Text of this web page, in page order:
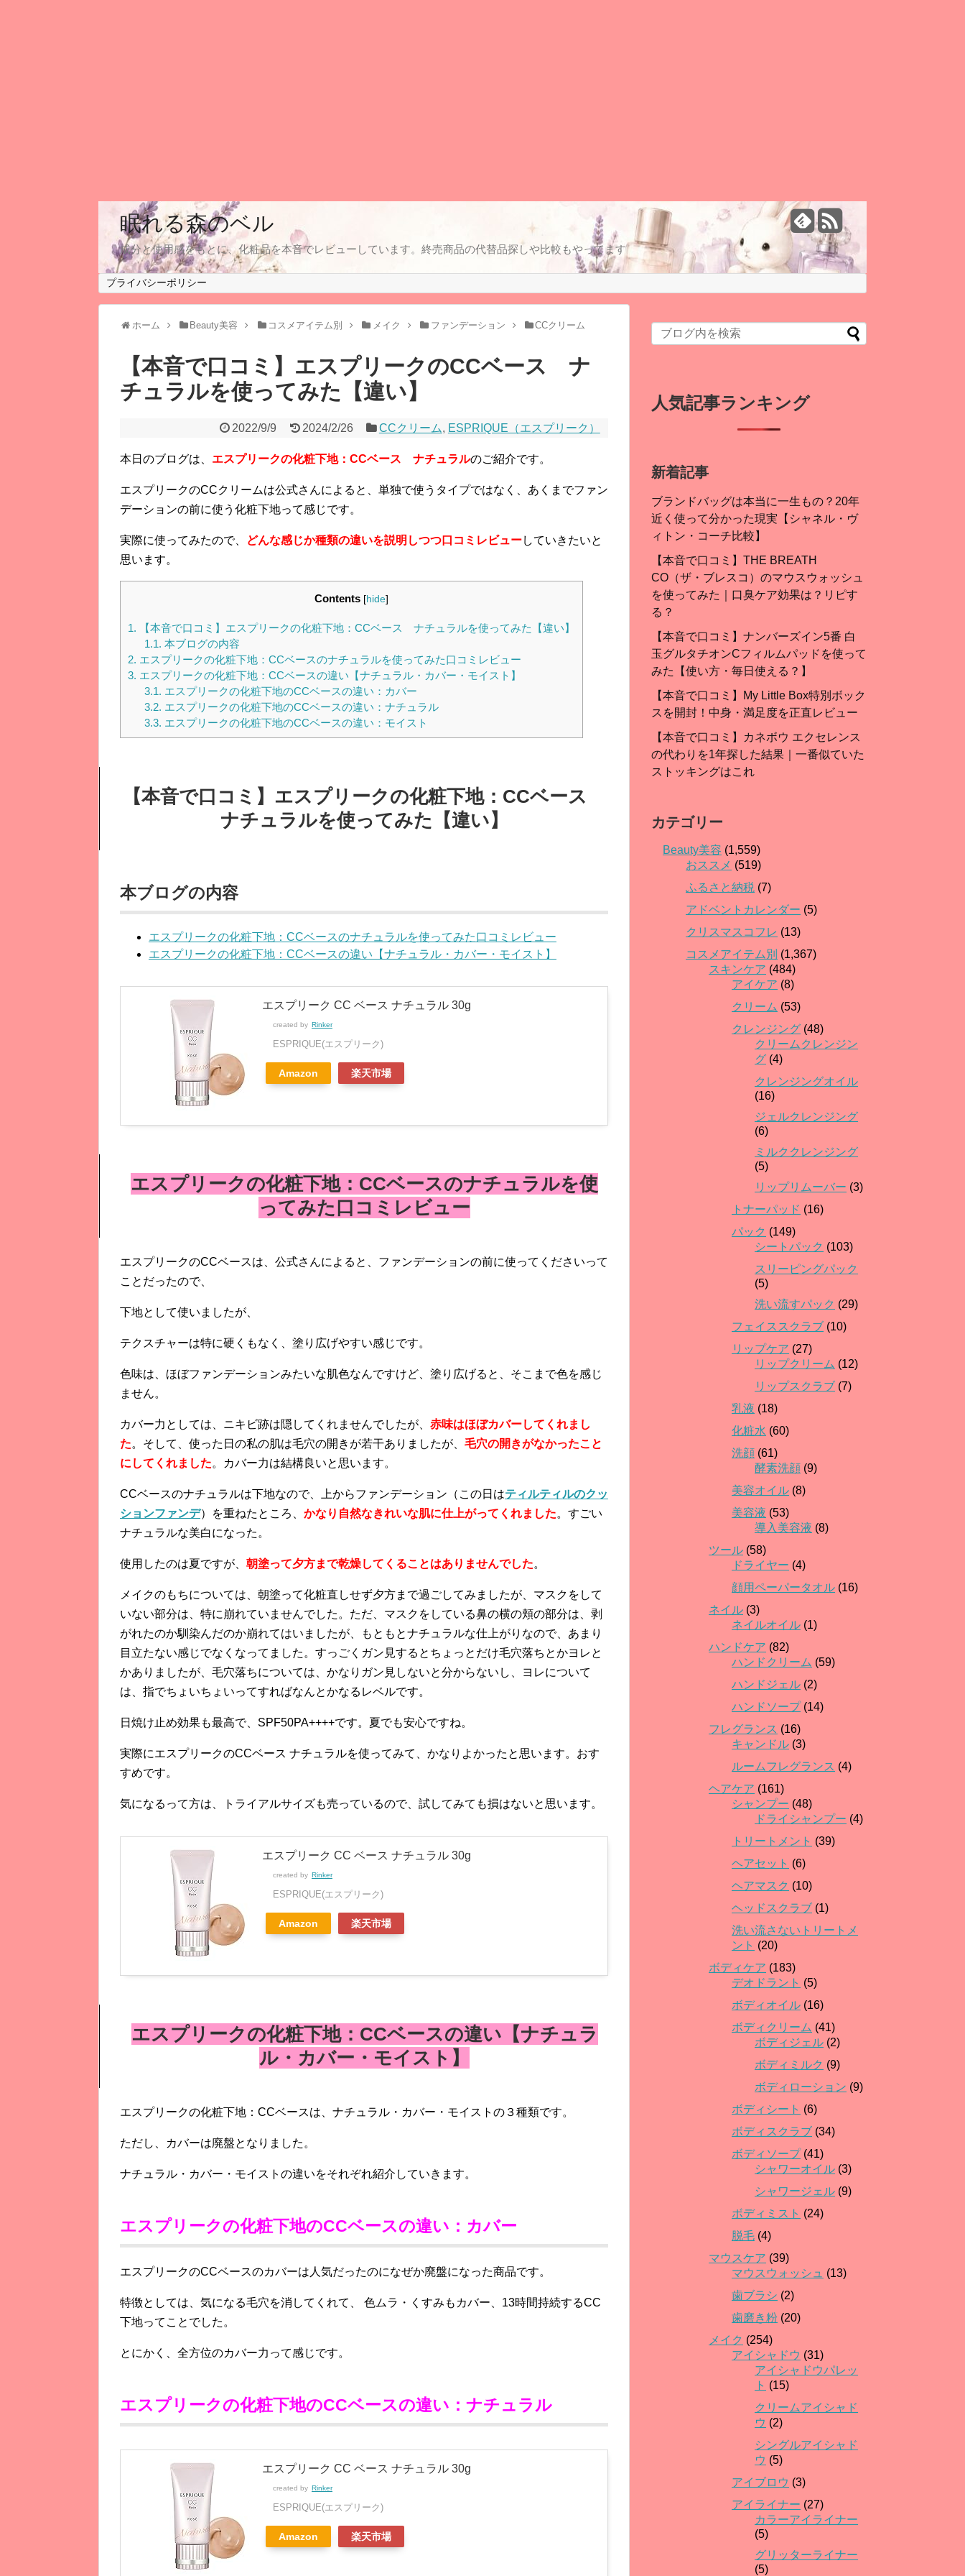
眠れる森のベル
成分と使用感をもとに、化粧品を本音でレビューしています。終売商品の代替品探しや比較もやってます
プライバシーポリシー
ホーム Beauty美容 コスメアイテム別 メイク ファンデーション CCクリーム
【本音で口コミ】エスプリークのCCベース ナ
チュラルを使ってみた【違い】
2022/9/9 2024/2/26 CCクリーム, ESPRIQUE（エスプリーク）
本日のブログは、 エスプリークの化粧下地：CCベース ナチュラルのご紹介です。
エスプリークのCCクリームは公式さんによると、単独で使うタイプではなく、あくまでファン
デーションの前に使う化粧下地って感じです。
実際に使ってみたので、 どんな感じか種類の違いを説明しつつ口コミレビューしていきたいと
思います。
Contents [hide]
1. 【本音で口コミ】エスプリークの化粧下地：CCベース ナチュラルを使ってみた【違い】
1.1. 本ブログの内容
2. エスプリークの化粧下地：CCベースのナチュラルを使ってみた口コミレビュー
3. エスプリークの化粧下地：CCベースの違い【ナチュラル・カバー・モイスト】
3.1. エスプリークの化粧下地のCCベースの違い：カバー
3.2. エスプリークの化粧下地のCCベースの違い：ナチュラル
3.3. エスプリークの化粧下地のCCベースの違い：モイスト
【本音で口コミ】エスプリークの化粧下地：CCベース
ナチュラルを使ってみた【違い】
本ブログの内容
エスプリークの化粧下地：CCベースのナチュラルを使ってみた口コミレビュー
エスプリークの化粧下地：CCベースの違い【ナチュラル・カバー・モイスト】
エスプリーク CC ベース ナチュラル 30g
created by Rinker
ESPRIQUE(エスプリーク)
Amazon 楽天市場
エスプリークの化粧下地：CCベースのナチュラルを使
ってみた口コミレビュー
エスプリークのCCベースは、公式さんによると、ファンデーションの前に使ってくださいって
ことだったので、
下地として使いましたが、
テクスチャーは特に硬くもなく、塗り広げやすい感じです。
色味は、ほぼファンデーションみたいな肌色なんですけど、塗り広げると、そこまで色を感じ
ません。
カバー力としては、ニキビ跡は隠してくれませんでしたが、 赤味はほぼカバーしてくれまし
た。そして、使った日の私の肌は毛穴の開きが若干ありましたが、 毛穴の開きがなかったこと
にしてくれました。カバー力は結構良いと思います。
CCベースのナチュラルは下地なので、上からファンデーション（この日はティルティルのクッ
ションファンデ）を重ねたところ、 かなり自然なきれいな肌に仕上がってくれました。すごい
ナチュラルな美白になった。
使用したのは夏ですが、 朝塗って夕方まで乾燥してくることはありませんでした。
メイクのもちについては、朝塗って化粧直しせず夕方まで過ごしてみましたが、マスクをして
いない部分は、特に崩れていませんでした。ただ、マスクをしている鼻の横の頬の部分は、剥
がれたのか馴染んだのか崩れてはいましたが、もともとナチュラルな仕上がりなので、あまり
目立たない感じでなくなってました。すっごくガン見するとちょっとだけ毛穴落ちとかヨレと
かありましたが、毛穴落ちについては、かなりガン見しないと分からないし、ヨレについて
は、指でちょいちょいってすればなんとかなるレベルです。
日焼け止め効果も最高で、SPF50PA++++です。夏でも安心ですね。
実際にエスプリークのCCベース ナチュラルを使ってみて、かなりよかったと思います。おす
すめです。
気になるって方は、トライアルサイズも売っているので、試してみても損はないと思います。
エスプリーク CC ベース ナチュラル 30g
created by Rinker
ESPRIQUE(エスプリーク)
Amazon 楽天市場
エスプリークの化粧下地：CCベースの違い【ナチュラ
ル・カバー・モイスト】
エスプリークの化粧下地：CCベースは、ナチュラル・カバー・モイストの３種類です。
ただし、カバーは廃盤となりました。
ナチュラル・カバー・モイストの違いをそれぞれ紹介していきます。
エスプリークの化粧下地のCCベースの違い：カバー
エスプリークのCCベースのカバーは人気だったのになぜか廃盤になった商品です。
特徴としては、気になる毛穴を消してくれて、 色ムラ・くすみもカバー、13時間持続するCC
下地ってことでした。
とにかく、全方位のカバー力って感じです。
エスプリークの化粧下地のCCベースの違い：ナチュラル
エスプリーク CC ベース ナチュラル 30g
created by Rinker
ESPRIQUE(エスプリーク)
Amazon 楽天市場
人気記事ランキング
新着記事
ブランドバッグは本当に一生もの？20年
近く使って分かった現実【シャネル・ヴ
ィトン・コーチ比較】
【本音で口コミ】THE BREATH
CO（ザ・ブレスコ）のマウスウォッシュ
を使ってみた｜口臭ケア効果は？リピす
る？
【本音で口コミ】ナンバーズイン5番 白
玉グルタチオンCフィルムパッドを使って
みた【使い方・毎日使える？】
【本音で口コミ】My Little Box特別ボック
スを開封！中身・満足度を正直レビュー
【本音で口コミ】カネボウ エクセレンス
の代わりを1年探した結果｜一番似ていた
ストッキングはこれ
カテゴリー
Beauty美容 (1,559)
おススメ (519)
ふるさと納税 (7)
アドベントカレンダー (5)
クリスマスコフレ (13)
コスメアイテム別 (1,367)
スキンケア (484)
アイケア (8)
クリーム (53)
クレンジング (48)
クリームクレンジン
グ (4)
クレンジングオイル
(16)
ジェルクレンジング
(6)
ミルククレンジング
(5)
リップリムーバー (3)
トナーパッド (16)
パック (149)
シートパック (103)
スリーピングパック
(5)
洗い流すパック (29)
フェイススクラブ (10)
リップケア (27)
リップクリーム (12)
リップスクラブ (7)
乳液 (18)
化粧水 (60)
洗顔 (61)
酵素洗顔 (9)
美容オイル (8)
美容液 (53)
導入美容液 (8)
ツール (58)
ドライヤー (4)
顔用ペーパータオル (16)
ネイル (3)
ネイルオイル (1)
ハンドケア (82)
ハンドクリーム (59)
ハンドジェル (2)
ハンドソープ(14)
フレグランス (16)
キャンドル (3)
ルームフレグランス (4)
ヘアケア (161)
シャンプー (48)
ドライシャンプー (4)
トリートメント (39)
ヘアセット (6)
ヘアマスク (10)
ヘッドスクラブ (1)
洗い流さないトリートメ
ント (20)
ボディケア (183)
デオドラント (5)
ボディオイル (16)
ボディクリーム (41)
ボディジェル (2)
ボディミルク (9)
ボディローション (9)
ボディシート (6)
ボディスクラブ (34)
ボディソープ(41)
シャワーオイル (3)
シャワージェル (9)
ボディミスト (24)
脱毛 (4)
マウスケア (39)
マウスウォッシュ (13)
歯ブラシ (2)
歯磨き粉 (20)
メイク (254)
アイシャドウ (31)
アイシャドウパレッ
ト (15)
クリームアイシャド
ウ (2)
シングルアイシャド
ウ (5)
アイブロウ (3)
アイライナー (27)
カラーアイライナー
(5)
グリッターライナー
(5)